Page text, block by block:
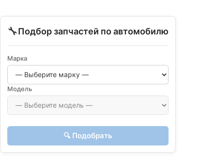
🔧Подбор запчастей по автомобилю
Марка
Модель
🔍 Подобрать